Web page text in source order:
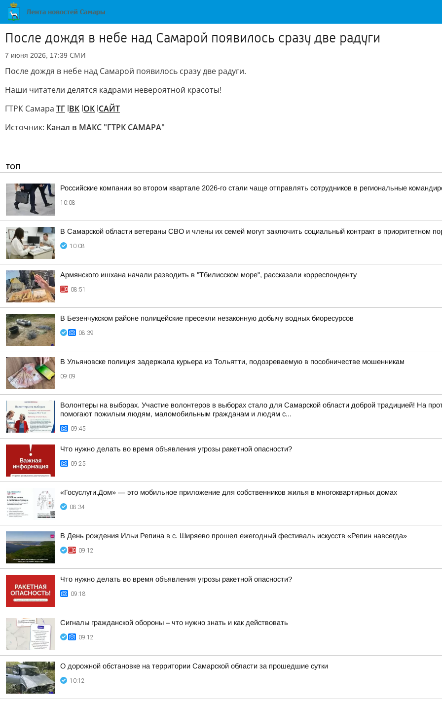
После дождя в небе над Самарой появилось сразу две радуги
7 июня 2026, 17:39 СМИ
После дождя в небе над Самарой появилось сразу две радуги.
Наши читатели делятся кадрами невероятной красоты!
ГТРК Самара ТГ lВК lОК lСАЙТ
Источник: Канал в МАКС "ГТРК САМАРА"
ТОП
Российские компании во втором квартале 2026-го стали чаще отправлять сотрудников в региональные
10:08
В Самарской области ветераны СВО и члены их семей могут заключить социальный контракт в приоритетном
10:08
Армянского ишхана начали разводить в "Тбилисском море", рассказали корреспонденту
08:51
В Безенчукском районе полицейские пресекли незаконную добычу водных биоресурсов
08:39
В Ульяновске полиция задержала курьера из Тольятти, подозреваемую в пособничестве мошенникам
09:09
Волонтеры на выборах. Участие волонтеров в выборах стало для Самарской области доброй традицией! На
помогают пожилым людям, маломобильным гражданам и людям с...
09:45
Что нужно делать во время объявления угрозы ракетной опасности?
09:25
«Госуслуги.Дом» — это мобильное приложение для собственников жилья в многоквартирных домах
08:34
В День рождения Ильи Репина в с. Ширяево прошел ежегодный фестиваль искусств «Репин навсегда»
09:12
Что нужно делать во время объявления угрозы ракетной опасности?
09:18
Сигналы гражданской обороны – что нужно знать и как действовать
09:12
О дорожной обстановке на территории Самарской области за прошедшие сутки
10:12